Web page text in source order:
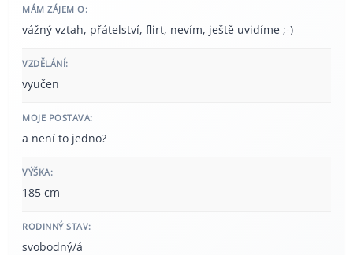
MÁM ZÁJEM O:
vážný vztah, přátelství, flirt, nevím, ještě uvidíme ;-)
VZDĚLÁNÍ:
vyučen
MOJE POSTAVA:
a není to jedno?
VÝŠKA:
185 cm
RODINNÝ STAV:
svobodný/á